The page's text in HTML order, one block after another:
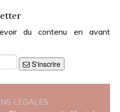
du contenu en avant
S'inscrire
LÉGALES